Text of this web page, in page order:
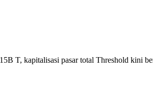
T, kapitalisasi pasar total Threshold kini